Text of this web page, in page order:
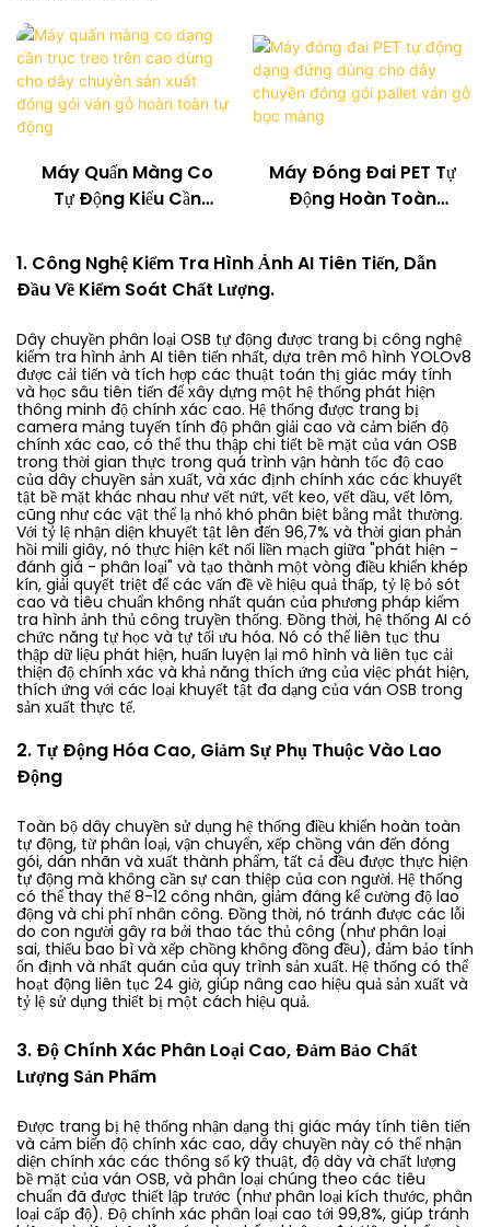
Máy Quấn Màng Co
Tự Động Kiểu Cần
Máy Đóng Đai PET Tự
Động Hoàn Toàn
Pallet Gỗ
1. Công Nghệ Kiểm Tra Hình Ảnh AI Tiên Tiến, Dẫn
Đầu Về Kiểm Soát Chất Lượng.
Dây chuyền phân loại OSB tự động được trang bị công nghệ
kiểm tra hình ảnh AI tiên tiến nhất, dựa trên mô hình YOLOv8
được cải tiến và tích hợp các thuật toán thị giác máy tính
và học sâu tiên tiến để xây dựng một hệ thống phát hiện
thông minh độ chính xác cao. Hệ thống được trang bị
camera mảng tuyến tính độ phân giải cao và cảm biến độ
chính xác cao, có thể thu thập chi tiết bề mặt của ván OSB
trong thời gian thực trong quá trình vận hành tốc độ cao
của dây chuyền sản xuất, và xác định chính xác các khuyết
tật bề mặt khác nhau như vết nứt, vết keo, vết dầu, vết lõm,
cũng như các vật thể lạ nhỏ khó phân biệt bằng mắt thường.
Với tỷ lệ nhận diện khuyết tật lên đến 96,7% và thời gian phản
hồi mili giây, nó thực hiện kết nối liền mạch giữa "phát hiện -
đánh giá - phân loại" và tạo thành một vòng điều khiển khép
kín, giải quyết triệt để các vấn đề về hiệu quả thấp, tỷ lệ bỏ sót
cao và tiêu chuẩn không nhất quán của phương pháp kiểm
tra hình ảnh thủ công truyền thống. Đồng thời, hệ thống AI có
chức năng tự học và tự tối ưu hóa. Nó có thể liên tục thu
thập dữ liệu phát hiện, huấn luyện lại mô hình và liên tục cải
thiện độ chính xác và khả năng thích ứng của việc phát hiện,
thích ứng với các loại khuyết tật đa dạng của ván OSB trong
sản xuất thực tế.
2. Tự Động Hóa Cao, Giảm Sự Phụ Thuộc Vào Lao
Động
Toàn bộ dây chuyền sử dụng hệ thống điều khiển hoàn toàn
tự động, từ phân loại, vận chuyển, xếp chồng ván đến đóng
gói, dán nhãn và xuất thành phẩm, tất cả đều được thực hiện
tự động mà không cần sự can thiệp của con người. Hệ thống
có thể thay thế 8-12 công nhân, giảm đáng kể cường độ lao
động và chi phí nhân công. Đồng thời, nó tránh được các lỗi
do con người gây ra bởi thao tác thủ công (như phân loại
sai, thiếu bao bì và xếp chồng không đồng đều), đảm bảo tính
ổn định và nhất quán của quy trình sản xuất. Hệ thống có thể
hoạt động liên tục 24 giờ, giúp nâng cao hiệu quả sản xuất và
tỷ lệ sử dụng thiết bị một cách hiệu quả.
3. Độ Chính Xác Phân Loại Cao, Đảm Bảo Chất
Lượng Sản Phẩm
Được trang bị hệ thống nhận dạng thị giác máy tính tiên tiến
và cảm biến độ chính xác cao, dây chuyền này có thể nhận
diện chính xác các thông số kỹ thuật, độ dày và chất lượng
bề mặt của ván OSB, và phân loại chúng theo các tiêu
chuẩn đã được thiết lập trước (như phân loại kích thước, phân
loại cấp độ). Độ chính xác phân loại cao tới 99,8%, giúp tránh